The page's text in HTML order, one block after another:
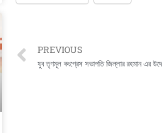
Prev
PREVIOUS
যুব তৃণমূল কংগ্রেস সভাপতি জিল্লার রহমান এর